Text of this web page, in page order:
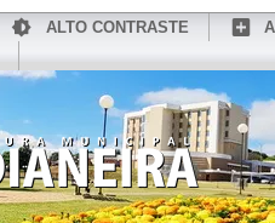
ALTO CONTRASTE